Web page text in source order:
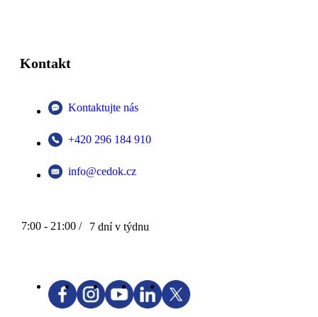
Kontakt
Kontaktujte nás
+420 296 184 910
info@cedok.cz
7:00 - 21:00 / 7 dní v týdnu